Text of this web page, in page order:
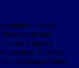
Cookies.
an und
unser Angebot
machen. Cookies
abgelegt werden